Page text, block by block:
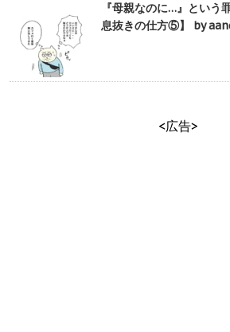
『母親なのに…』という
息抜きの仕方⑤】 by
<広告>